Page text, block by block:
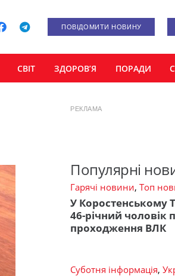
ПОВІДОМИТИ НОВИНУ
СВІТ ЗДОРОВ’Я ПОРАДИ
РЕКЛАМА
Популярні
Гарячі новини, Топ
У Коростенському
46-річний чоловік
проходження ВЛК
Суботня інформація,